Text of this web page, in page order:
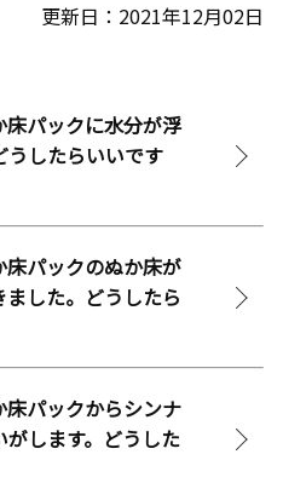
更新日：2021年12月02日
床パックに水分が浮
うしたらいいです
床パックのぬか床が
した。どうしたら
床パックからシンナ
します。どうした